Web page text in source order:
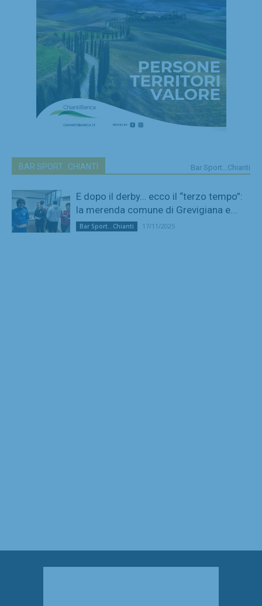
BAR SPORT...CHIANTI Bar Sport...Chianti
E dopo il derby… ecco il “terzo tempo”:
la merenda comune di Grevigiana e...
Bar Sport...Chianti 17/11/2025